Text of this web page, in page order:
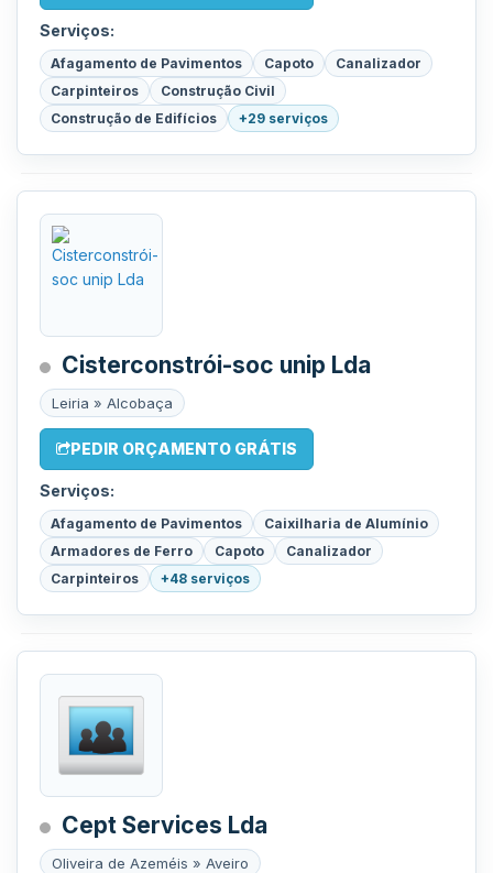
Serviços:
Afagamento de Pavimentos Capoto
Canalizador
Carpinteiros
Construção Civil
Construção de Edifícios
+29 serviços
Cisterconstrói-soc unip Lda
Leiria » Alcobaça
PEDIR ORÇAMENTO GRÁTIS
Serviços:
Afagamento de Pavimentos
Caixilharia de Alumínio
Armadores de Ferro
Capoto
Canalizador
Carpinteiros
+48 serviços
Cept Services Lda
Oliveira de Azeméis » Aveiro